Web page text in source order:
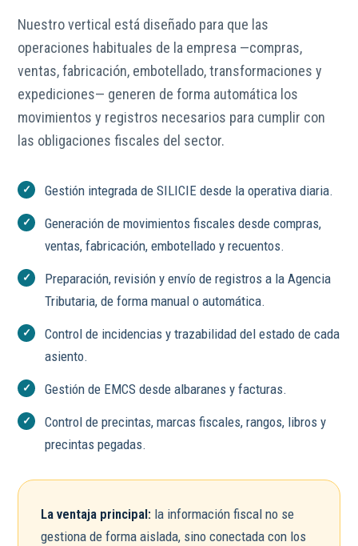
Nuestro vertical está diseñado para que las
operaciones habituales de la empresa —compras,
ventas, fabricación, embotellado, transformaciones y
expediciones— generen de forma automática los
movimientos y registros necesarios para cumplir con
las obligaciones fiscales del sector.
Gestión integrada de SILICIE desde la operativa diaria.
Generación de movimientos fiscales desde compras,
ventas, fabricación, embotellado y recuentos.
Preparación, revisión y envío de registros a la Agencia
Tributaria, de forma manual o automática.
Control de incidencias y trazabilidad del estado de cada
asiento.
Gestión de EMCS desde albaranes y facturas.
Control de precintas, marcas fiscales, rangos, libros y
precintas pegadas.
La ventaja principal: la información fiscal no se
gestiona de forma aislada, sino conectada con los